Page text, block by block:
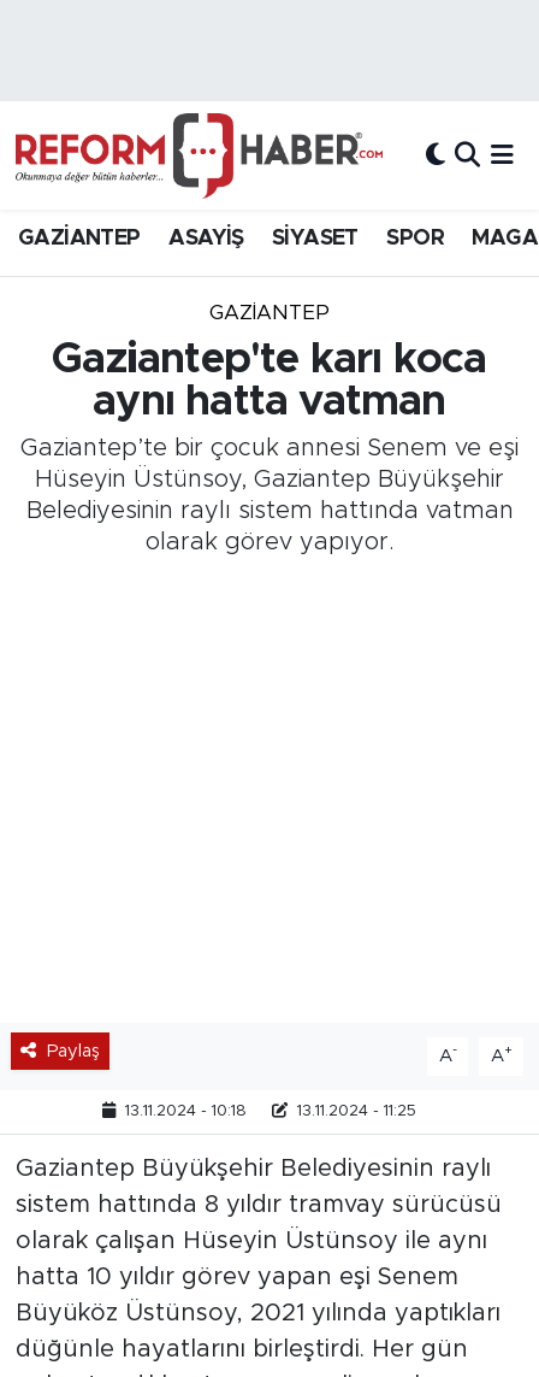
GAZİANTEP ASAYİŞ SİYASET SPOR
GAZIANTEP
Gaziantep'te karı koca
aynı hatta vatman
Gaziantep’te bir çocuk annesi Senem ve eşi
Hüseyin Üstünsoy, Gaziantep Büyükşehir
Belediyesinin raylı sistem hattında vatman
olarak görev yapıyor.
Paylaş A- A+
13.11.2024 - 10:18 13.11.2024 - 11:25
Gaziantep Büyükşehir Belediyesinin raylı
sistem hattında 8 yıldır tramvay sürücüsü
olarak çalışan Hüseyin Üstünsoy ile aynı
hatta 10 yıldır görev yapan eşi Senem
Büyüköz Üstünsoy, 2021 yılında yaptıkları
düğünle hayatlarını birleştirdi. Her gün
Hava Durumu
Süper Lig Puan Durumu ve Fikstür
Tüm Manşetler
Son Dakika Haberleri
Haber Arşivi